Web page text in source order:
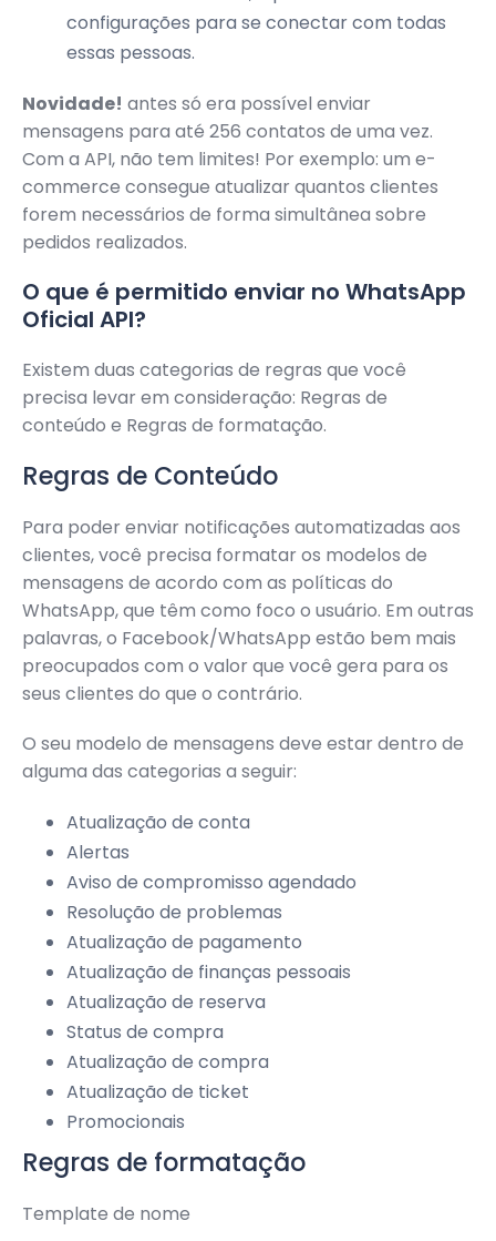
configurações para se conectar com todas
essas pessoas.
Novidade! antes só era possível enviar
mensagens para até 256 contatos de uma vez.
Com a API, não tem limites! Por exemplo: um e-
commerce consegue atualizar quantos clientes
forem necessários de forma simultânea sobre
pedidos realizados.
O que é permitido enviar no WhatsApp
Oficial API?
Existem duas categorias de regras que você
precisa levar em consideração: Regras de
conteúdo e Regras de formatação.
Regras de Conteúdo
Para poder enviar notificações automatizadas aos
clientes, você precisa formatar os modelos de
mensagens de acordo com as políticas do
WhatsApp, que têm como foco o usuário. Em outras
palavras, o Facebook/WhatsApp estão bem mais
preocupados com o valor que você gera para os
seus clientes do que o contrário.
O seu modelo de mensagens deve estar dentro de
alguma das categorias a seguir:
Atualização de conta
Alertas
Aviso de compromisso agendado
Resolução de problemas
Atualização de pagamento
Atualização de finanças pessoais
Atualização de reserva
Status de compra
Atualização de compra
Atualização de ticket
Promocionais
Regras de formatação
Template de nome